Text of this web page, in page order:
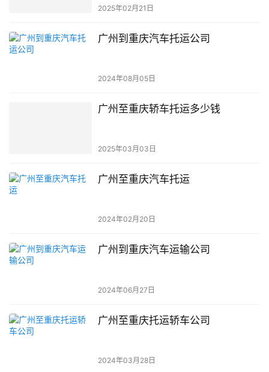
2025年02月21日
广州到重庆汽车托运公司
2024年08月05日
广州至重庆轿车托运多少钱
2025年03月03日
广州至重庆汽车托运
2024年02月20日
广州到重庆汽车运输公司
2024年06月27日
广州至重庆托运轿车公司
2024年03月28日